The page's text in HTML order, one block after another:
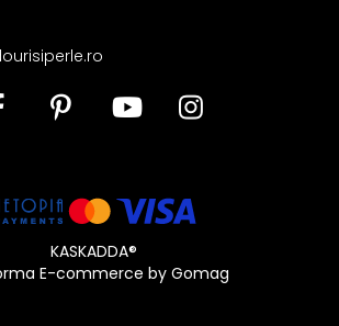
KASKADDA®
E-commerce by Gomag